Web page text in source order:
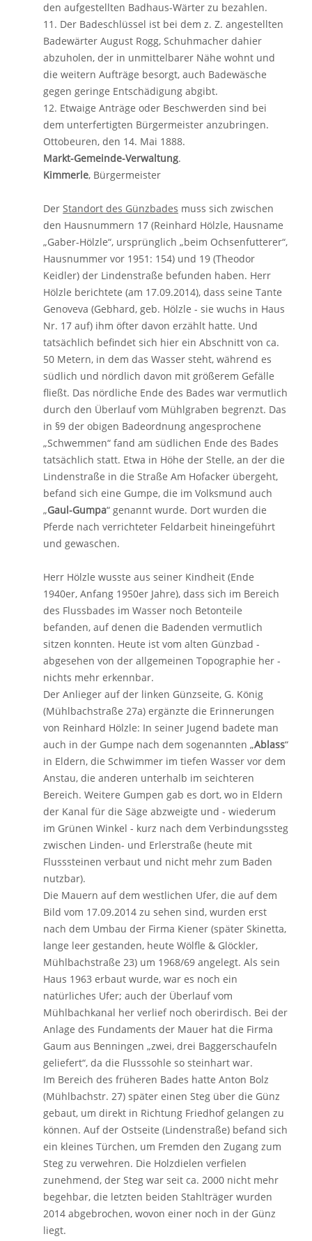
den aufgestellten Badhaus-Wärter zu bezahlen.
11. Der Badeschlüssel ist bei dem z. Z. angestellten
Badewärter August Rogg, Schuhmacher dahier
abzuholen, der in unmittelbarer Nähe wohnt und
die weitern Aufträge besorgt, auch Badewäsche
gegen geringe Entschädigung abgibt.
12. Etwaige Anträge oder Beschwerden sind bei
dem unterfertigten Bürgermeister anzubringen.
Ottobeuren, den 14. Mai 1888.
Markt-Gemeinde-Verwaltung.
Kimmerle, Bürgermeister
Der Standort des Günzbades muss sich zwischen
den Hausnummern 17 (Reinhard Hölzle, Hausname
„Gaber-Hölzle“, ursprünglich „beim Ochsenfutterer“,
Hausnummer vor 1951: 154) und 19 (Theodor
Keidler) der Lindenstraße befunden haben. Herr
Hölzle berichtete (am 17.09.2014), dass seine Tante
Genoveva (Gebhard, geb. Hölzle - sie wuchs in Haus
Nr. 17 auf) ihm öfter davon erzählt hatte. Und
tatsächlich befindet sich hier ein Abschnitt von ca.
50 Metern, in dem das Wasser steht, während es
südlich und nördlich davon mit größerem Gefälle
fließt. Das nördliche Ende des Bades war vermutlich
durch den Überlauf vom Mühlgraben begrenzt. Das
in §9 der obigen Badeordnung angesprochene
„Schwemmen“ fand am südlichen Ende des Bades
tatsächlich statt. Etwa in Höhe der Stelle, an der die
Lindenstraße in die Straße Am Hofacker übergeht,
befand sich eine Gumpe, die im Volksmund auch
„Gaul-Gumpa“ genannt wurde. Dort wurden die
Pferde nach verrichteter Feldarbeit hineingeführt
und gewaschen.
Herr Hölzle wusste aus seiner Kindheit (Ende
1940er, Anfang 1950er Jahre), dass sich im Bereich
des Flussbades im Wasser noch Betonteile
befanden, auf denen die Badenden vermutlich
sitzen konnten. Heute ist vom alten Günzbad -
abgesehen von der allgemeinen Topographie her -
nichts mehr erkennbar.
Der Anlieger auf der linken Günzseite, G. König
(Mühlbachstraße 27a) ergänzte die Erinnerungen
von Reinhard Hölzle: In seiner Jugend badete man
auch in der Gumpe nach dem sogenannten „Ablass“
in Eldern, die Schwimmer im tiefen Wasser vor dem
Anstau, die anderen unterhalb im seichteren
Bereich. Weitere Gumpen gab es dort, wo in Eldern
der Kanal für die Säge abzweigte und - wiederum
im Grünen Winkel - kurz nach dem Verbindungssteg
zwischen Linden- und Erlerstraße (heute mit
Flusssteinen verbaut und nicht mehr zum Baden
nutzbar).
Die Mauern auf dem westlichen Ufer, die auf dem
Bild vom 17.09.2014 zu sehen sind, wurden erst
nach dem Umbau der Firma Kiener (später Skinetta,
lange leer gestanden, heute Wölfle & Glöckler,
Mühlbachstraße 23) um 1968/69 angelegt. Als sein
Haus 1963 erbaut wurde, war es noch ein
natürliches Ufer; auch der Überlauf vom
Mühlbachkanal her verlief noch oberirdisch. Bei der
Anlage des Fundaments der Mauer hat die Firma
Gaum aus Benningen „zwei, drei Baggerschaufeln
geliefert“, da die Flusssohle so steinhart war.
Im Bereich des früheren Bades hatte Anton Bolz
(Mühlbachstr. 27) später einen Steg über die Günz
gebaut, um direkt in Richtung Friedhof gelangen zu
können. Auf der Ostseite (Lindenstraße) befand sich
ein kleines Türchen, um Fremden den Zugang zum
Steg zu verwehren. Die Holzdielen verfielen
zunehmend, der Steg war seit ca. 2000 nicht mehr
begehbar, die letzten beiden Stahlträger wurden
2014 abgebrochen, wovon einer noch in der Günz
liegt.